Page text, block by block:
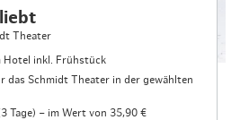
Theater
Hotel inkl. Frühstück
das Schmidt Theater in der gewählten
Tage) – im Wert von 35,90 €